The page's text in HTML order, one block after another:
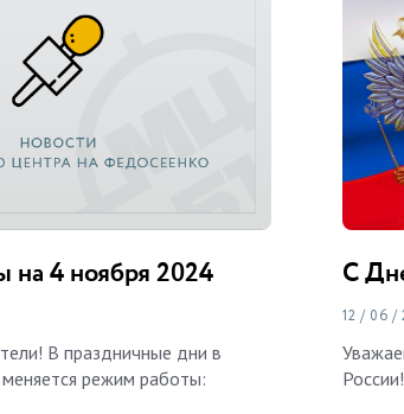
на 4 ноября 2024
В праздничные дни в
режим работы:
С
12 / 06 /
России!